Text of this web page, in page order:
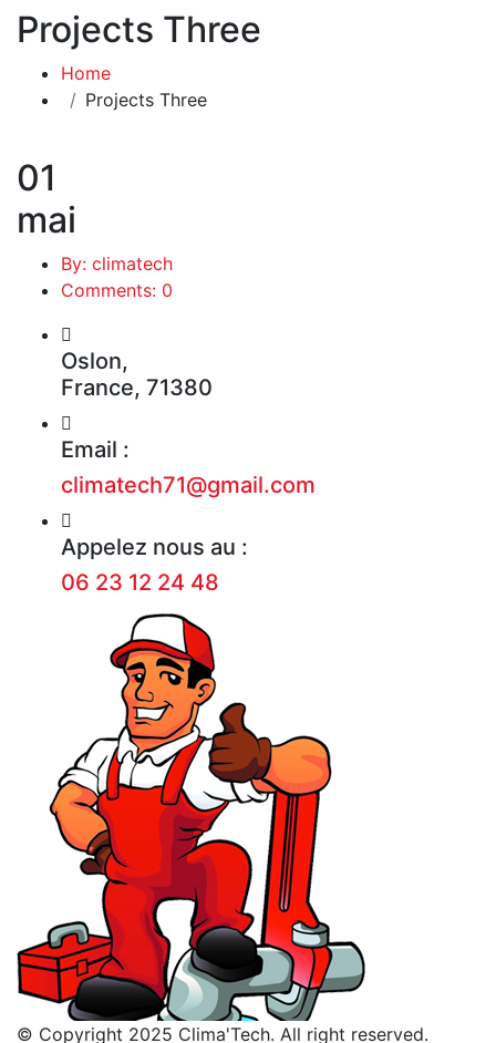
Projects Three
Home
Projects Three
01
mai
By: climatech
Comments: 0
Oslon,
France, 71380
Email :
climatech71@gmail.com
Appelez nous au :
06 23 12 24 48
© Copyright 2025 Clima'Tech. All right reserved.